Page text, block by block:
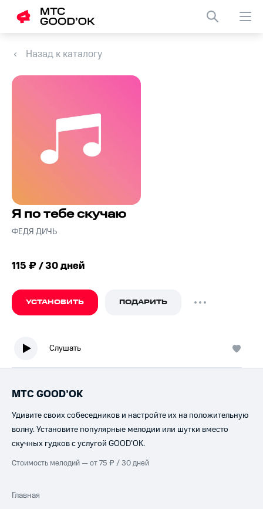
Назад к каталогу
Я по тебе скучаю
ФЕДЯ ДИЧЬ
115 ₽ / 30 дней
УСТАНОВИТЬ ПОДАРИТЬ
Слушать
МТС GOOD’OK
Удивите своих собеседников и настройте их на положительную
волну. Установите популярные мелодии или шутки вместо
скучных гудков с услугой GOOD’OK.
Стоимость мелодий — от 75 ₽ / 30 дней
Главная